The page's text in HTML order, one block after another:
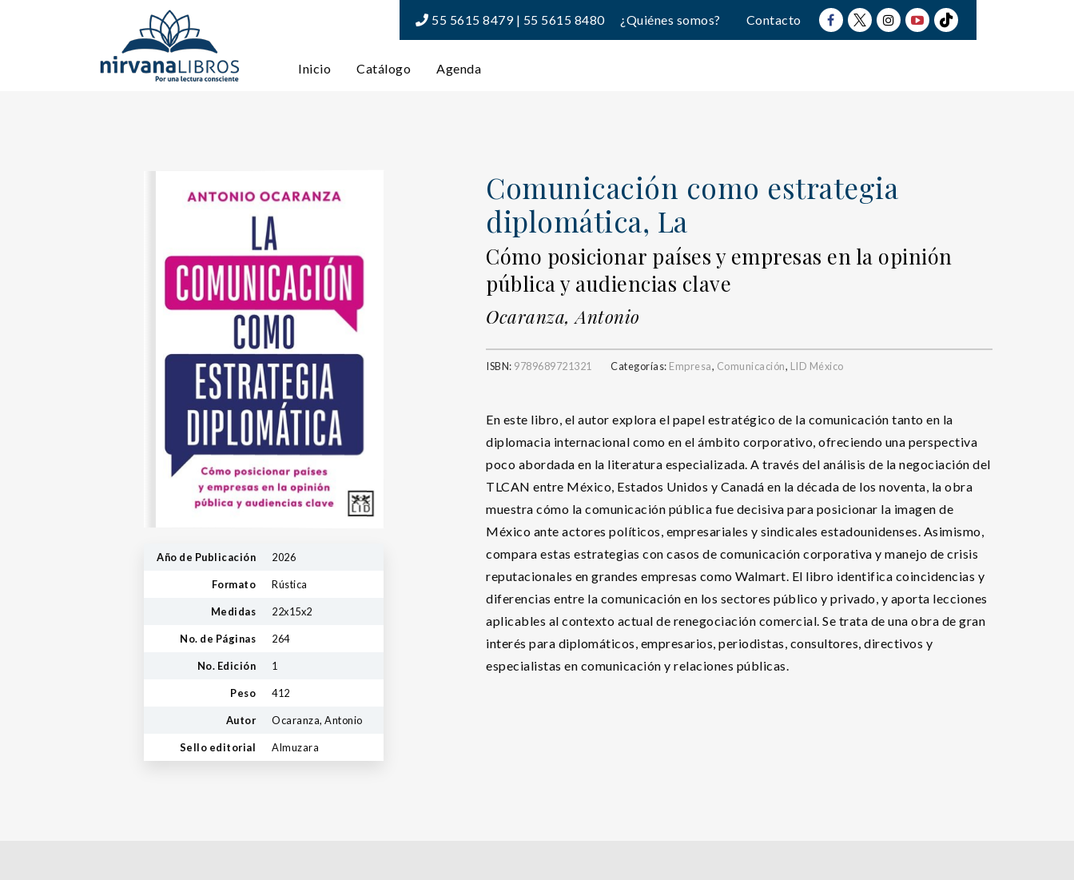
55 5615 8479 | 55 5615 8480 ¿Quiénes somos? Contacto
Inicio Catálogo Agenda
Año de Publicación 2026
Formato Rústica
Medidas 22x15x2
No. de Páginas 264
No. Edición 1
Peso 412
Autor Ocaranza, Antonio
Sello editorial Almuzara
Comunicación como estrategia
diplomática, La
Cómo posicionar países y empresas en la opinión
pública y audiencias clave
Ocaranza, Antonio
ISBN: 9789689721321 Categorías: Empresa, Comunicación, LID México
En este libro, el autor explora el papel estratégico de la comunicación tanto en la
diplomacia internacional como en el ámbito corporativo, ofreciendo una perspectiva
poco abordada en la literatura especializada. A través del análisis de la negociación del
TLCAN entre México, Estados Unidos y Canadá en la década de los noventa, la obra
muestra cómo la comunicación pública fue decisiva para posicionar la imagen de
México ante actores políticos, empresariales y sindicales estadounidenses. Asimismo,
compara estas estrategias con casos de comunicación corporativa y manejo de crisis
reputacionales en grandes empresas como Walmart. El libro identifica coincidencias y
diferencias entre la comunicación en los sectores público y privado, y aporta lecciones
aplicables al contexto actual de renegociación comercial. Se trata de una obra de gran
interés para diplomáticos, empresarios, periodistas, consultores, directivos y
especialistas en comunicación y relaciones públicas.